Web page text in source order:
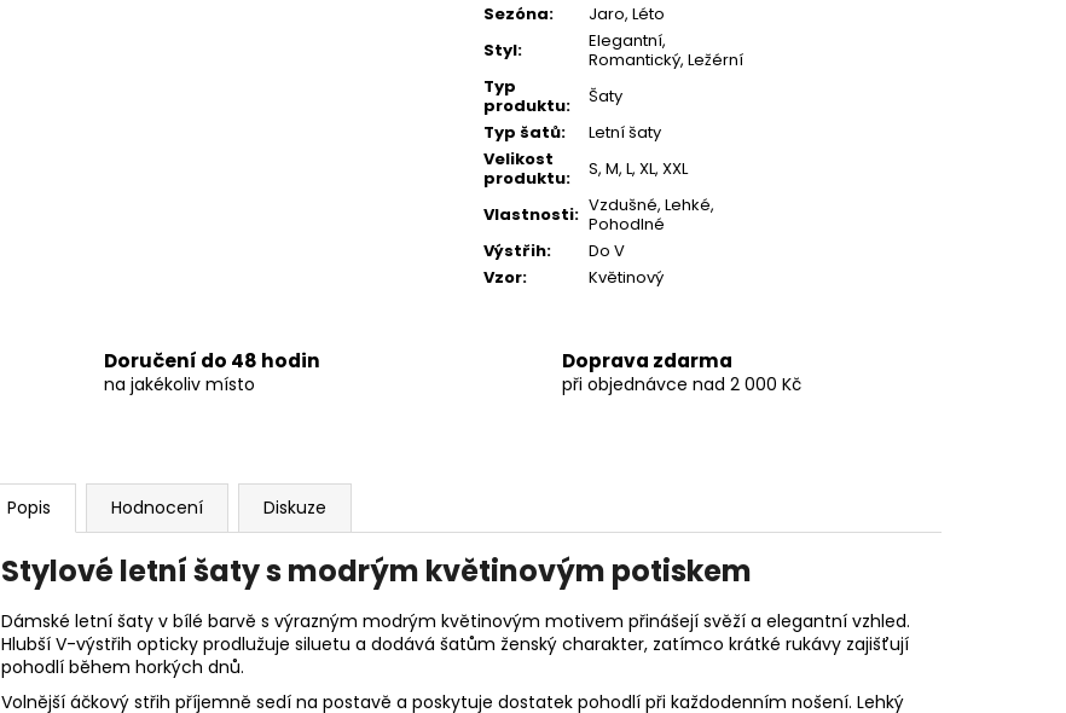
Sezóna:
Jaro, Léto
Styl:
Elegantní,
Romantický, Ležérní
Typ
produktu:
Šaty
Typ šatů:
Letní šaty
Velikost
produktu:
S, M, L, XL, XXL
Vlastnosti: Vzdušné, Lehké,
Pohodlné
Výstřih:
Do V
Vzor: Květinový
Doručení do 48 hodin
na jakékoliv místo
Doprava zdarma
při objednávce nad 2 000 Kč
Popis Hodnocení Diskuze
Stylové letní šaty s modrým květinovým potiskem
Dámské letní šaty v bílé barvě s výrazným modrým květinovým motivem přinášejí svěží a elegantní vzhled.
Hlubší V-výstřih opticky prodlužuje siluetu a dodává šatům ženský charakter, zatímco krátké rukávy zajišťují
pohodlí během horkých dnů.
Volnější áčkový střih příjemně sedí na postavě a poskytuje dostatek pohodlí při každodenním nošení. Lehký